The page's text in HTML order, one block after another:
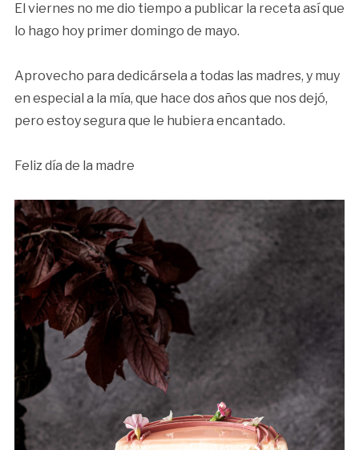
El viernes no me dio tiempo a publicar la receta así que
lo hago hoy primer domingo de mayo.
Aprovecho para dedicársela a todas las madres, y muy
en especial a la mía, que hace dos años que nos dejó,
pero estoy segura que le hubiera encantado.
Feliz día de la madre